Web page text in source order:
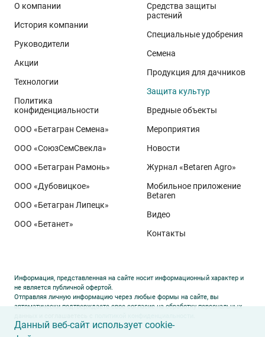
О компании
История компании
Руководители
Акции
Технологии
Политика
конфиденциальности
ООО «Бетагран Семена»
ООО «СоюзСемСвекла»
ООО «Бетагран Рамонь»
ООО «Дубовицкое»
ООО «Бетагран Липецк»
ООО «Бетанет»
Средства защиты
растений
Специальные удобрения
Семена
Продукция для дачников
Защита культур
Вредные объекты
Мероприятия
Новости
Журнал «Betaren Agro»
Мобильное приложение
Betaren
Видео
Контакты
Информация, представленная на сайте носит информационный характер и
не является публичной офертой.
Отправляя личную информацию через любые формы на сайте, вы
автоматически подтверждаете свое согласие на обработку персональных
Данный веб-сайт использует cookie-